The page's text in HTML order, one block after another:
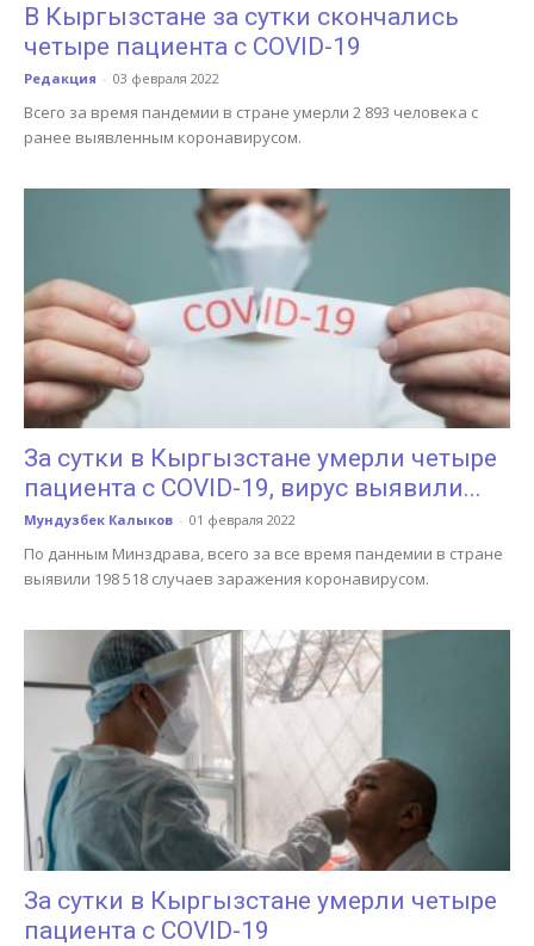
В Кыргызстане за сутки скончались
четыре пациента с COVID-19
Редакция - 03 февраля 2022
Всего за время пандемии в стране умерли 2 893 человека с
ранее выявленным коронавирусом.
За сутки в Кыргызстане умерли четыре
пациента с COVID-19, вирус выявили...
Мундузбек Калыков - 01 февраля 2022
По данным Минздрава, всего за все время пандемии в стране
выявили 198 518 случаев заражения коронавирусом.
За сутки в Кыргызстане умерли четыре
пациента с COVID-19